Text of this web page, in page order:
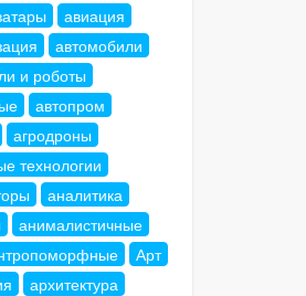
авиация
автомобили
и роботы
автопром
агродроны
технологии
аналитика
анималистичные
Арт
архитектура